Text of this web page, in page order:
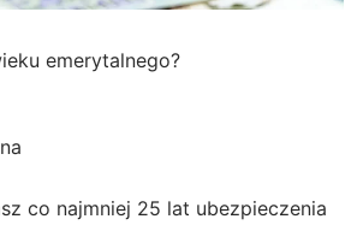
emerytalnego?
co najmniej 25 lat ubezpieczenia